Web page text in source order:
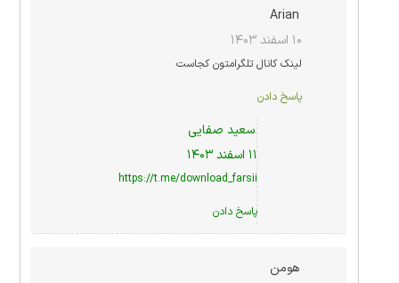
Arian
۱۰ اسفند ۱۴۰۳
لینک کانال تلگرامتون کجاست
پاسخ دادن
سعید صفایی
۱۱ اسفند ۱۴۰۳
https://t.me/download_farsii
پاسخ دادن
هومن